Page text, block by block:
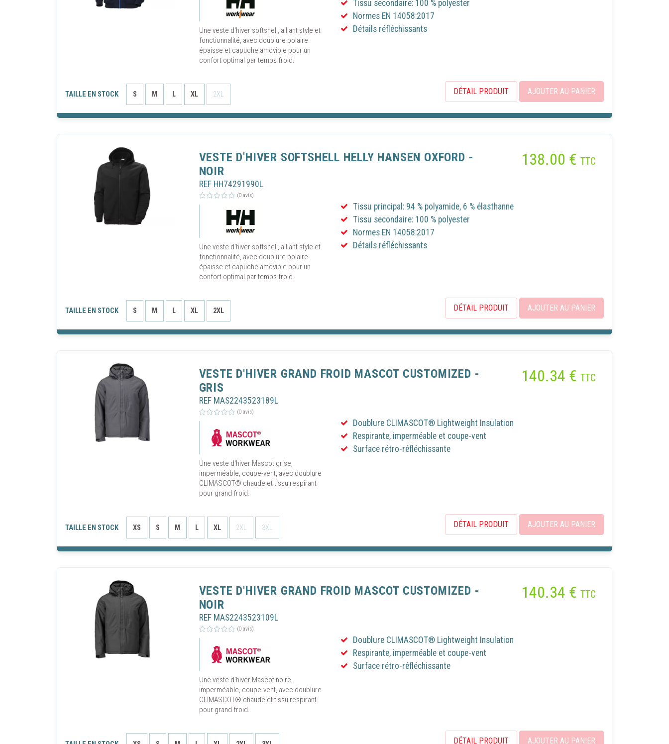
Une veste d'hiver softshell, alliant style et
fonctionnalité, avec doublure polaire
épaisse et capuche amovible pour un
confort optimal par temps froid.
Tissu secondaire: 100 % polyester
Normes EN 14058:2017
Détails réfléchissants
TAILLE EN STOCK S M L XL 2XL DÉTAIL PRODUIT AJOUTER AU PANIER
VESTE D'HIVER SOFTSHELL HELLY HANSEN OXFORD -
NOIR
REF HH74291990L
(0 avis)
138.00 € TTC
Une veste d'hiver softshell, alliant style et
fonctionnalité, avec doublure polaire
épaisse et capuche amovible pour un
confort optimal par temps froid.
Tissu principal: 94 % polyamide, 6 % élasthanne
Tissu secondaire: 100 % polyester
Normes EN 14058:2017
Détails réfléchissants
TAILLE EN STOCK S M L XL 2XL DÉTAIL PRODUIT AJOUTER AU PANIER
VESTE D'HIVER GRAND FROID MASCOT CUSTOMIZED -
GRIS
REF MAS2243523189L
(0 avis)
140.34 € TTC
Une veste d'hiver Mascot grise,
imperméable, coupe-vent, avec doublure
CLIMASCOT® chaude et tissu respirant
pour grand froid.
Doublure CLIMASCOT® Lightweight Insulation
Respirante, imperméable et coupe-vent
Surface rétro-réfléchissante
TAILLE EN STOCK XS S M L XL 2XL 3XL DÉTAIL PRODUIT AJOUTER AU PANIER
VESTE D'HIVER GRAND FROID MASCOT CUSTOMIZED -
NOIR
REF MAS2243523109L
(0 avis)
140.34 € TTC
Une veste d'hiver Mascot noire,
imperméable, coupe-vent, avec doublure
CLIMASCOT® chaude et tissu respirant
pour grand froid.
Doublure CLIMASCOT® Lightweight Insulation
Respirante, imperméable et coupe-vent
Surface rétro-réfléchissante
DÉTAIL PRODUIT AJOUTER AU PANIER
GÉRER LE CONSENTEMENT AUX COOKIES
Vaudaux utilise des technologies telles que les cookies pour stocker et/ou accéder aux
informations sur votre appareil. En cliquant sur « Autoriser les cookies », vous acceptez que
Vaudaux déposent des cookies sur votre appareil pour garantir le bon fonctionnement du site,
optimiser ses performances techniques et établir des statistiques de fréquentation du site et
nécessaires au bon fonctionnement du site seront utilisés. Le fait de ne pas consentir ou de
retirer son consentement peut empêcher le bon fonctionnement de certains services.
Vous pourrez à tout moment modifier vos préférences en cliquant sur le lien "Gestion des